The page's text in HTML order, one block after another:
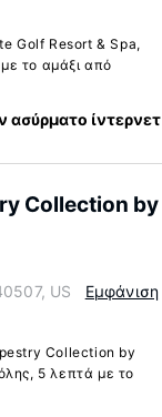
Golf Resort & Spa,
το αμάξι από
ασύρματο ίντερνετ
Collection by
US
Εμφάνιση
Collection by
5 λεπτά με το